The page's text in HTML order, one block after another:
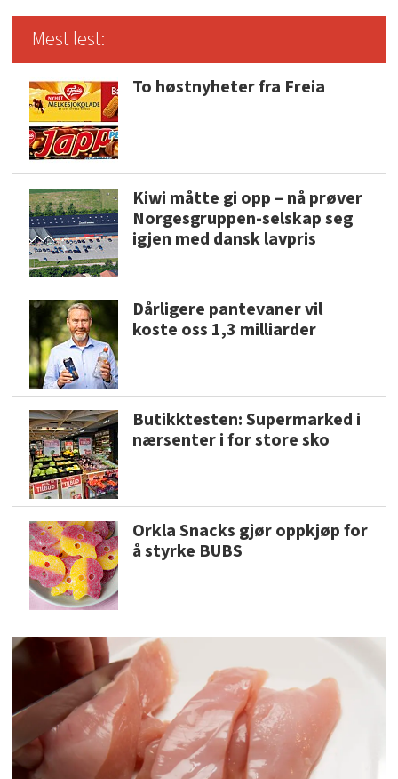
Mest lest:
To høstnyheter fra Freia
Kiwi måtte gi opp – nå prøver
Norgesgruppen-selskap seg
igjen med dansk lavpris
Dårligere pantevaner vil
koste oss 1,3 milliarder
Butikktesten: Supermarked i
nærsenter i for store sko
Orkla Snacks gjør oppkjøp for
å styrke BUBS